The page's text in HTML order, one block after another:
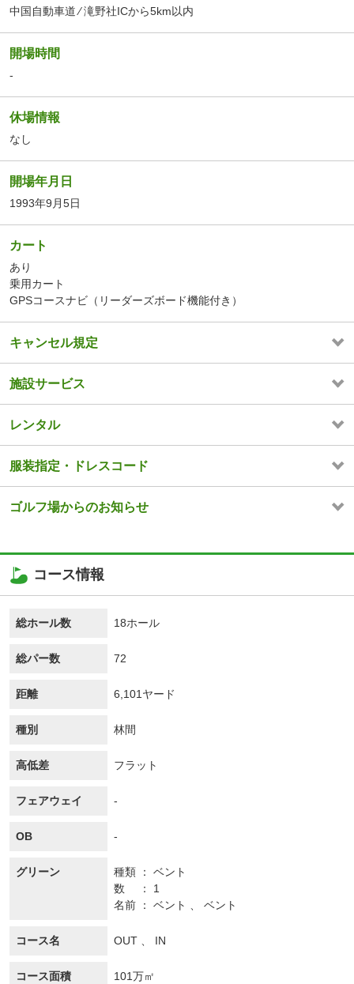
中国自動車道 ⁄ 滝野社ICから5km以内
開場時間
-
休場情報
なし
開場年月日
1993年9月5日
カート
あり
乗用カート
GPSコースナビ（リーダーズボード機能付き）
キャンセル規定
施設サービス
レンタル
服装指定・ドレスコード
ゴルフ場からのお知らせ
コース情報
総ホール数 18ホール
総パー数 72
距離 6,101ヤード
種別 林間
高低差 フラット
フェアウェイ -
OB -
グリーン 種類
ベント
数
1
名前
ベント 、 ベント
コース名 OUT 、 IN
コース面積 101万㎡